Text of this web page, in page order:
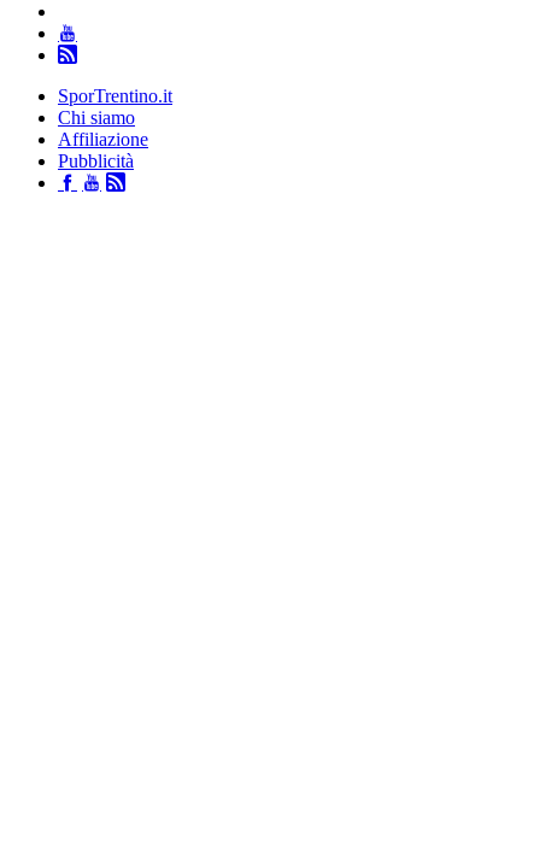
SporTrentino.it
Chi siamo
Affiliazione
Pubblicità